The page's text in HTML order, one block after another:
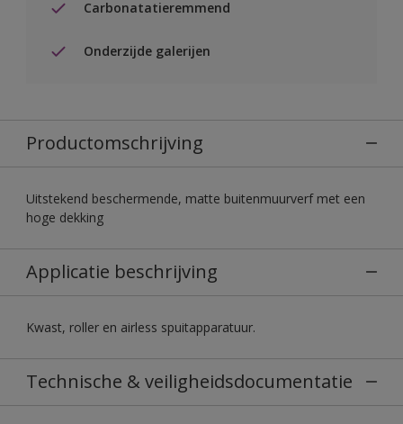
Carbonatatieremmend
Onderzijde galerijen
Productomschrijving
Uitstekend beschermende, matte buitenmuurverf met een
hoge dekking
Applicatie beschrijving
Kwast, roller en airless spuitapparatuur.
Technische & veiligheidsdocumentatie